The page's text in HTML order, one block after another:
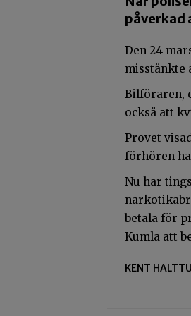
påverkad
Den 24
misstänkte
Bilföraren,
också att
Provet
förhören
Nu har
betala för
Kumla att
KENT